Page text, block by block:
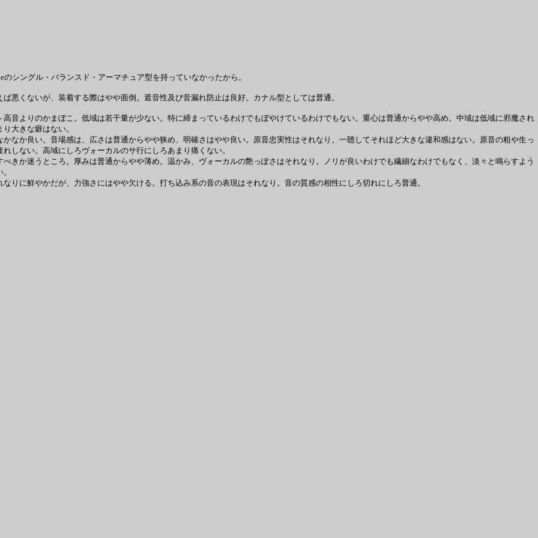
シングル・バランスド・アーマチュア型を持っていなかったから。
くないが、装着する際はやや面倒。遮音性及び音漏れ防止は良好。カナル型としては普通。
よりのかまぼこ。低域は若干量が少ない。特に締まっているわけでもぼやけているわけでもない。重心は普通からやや高め。中域は低域に邪魔され
大きな癖はない。
か良い。音場感は、広さは普通からやや狭め、明確さはやや良い。原音忠実性はそれなり。一聴してそれほど大きな違和感はない。原音の粗や生っ
しない。高域にしろヴォーカルのサ行にしろあまり痛くない。
か迷うところ。厚みは普通からやや薄め。温かみ、ヴォーカルの艶っぽさはそれなり。ノリが良いわけでも繊細なわけでもなく、淡々と鳴らすよう
に鮮やかだが、力強さにはやや欠ける。打ち込み系の音の表現はそれなり。音の質感の相性にしろ切れにしろ普通。